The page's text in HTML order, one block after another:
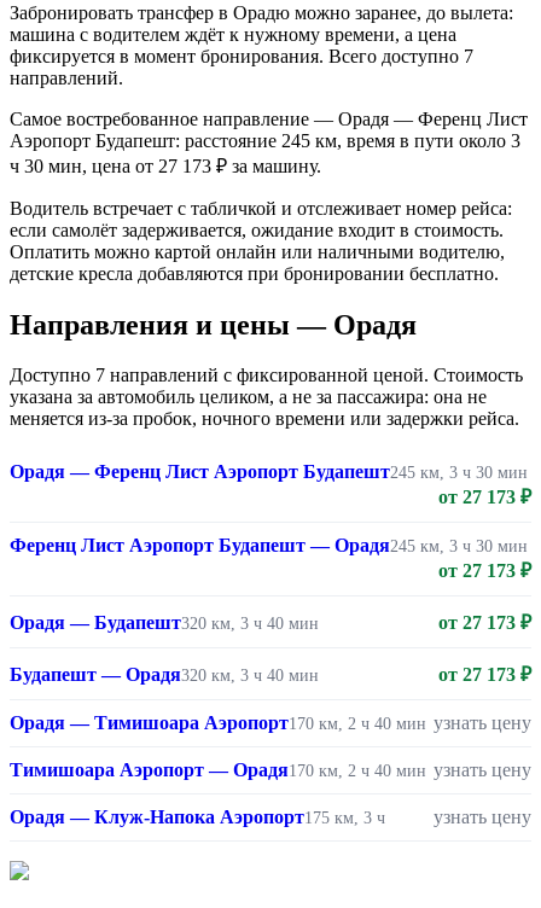
Забронировать трансфер в Орадю можно заранее, до вылета:
машина с водителем ждёт к нужному времени, а цена
фиксируется в момент бронирования. Всего доступно 7
направлений.
Самое востребованное направление — Орадя — Ференц Лист
Аэропорт Будапешт: расстояние 245 км, время в пути около 3
ч 30 мин, цена от 27 173 ₽ за машину.
Водитель встречает с табличкой и отслеживает номер рейса:
если самолёт задерживается, ожидание входит в стоимость.
Оплатить можно картой онлайн или наличными водителю,
детские кресла добавляются при бронировании бесплатно.
Направления и цены — Орадя
Доступно 7 направлений с фиксированной ценой. Стоимость
указана за автомобиль целиком, а не за пассажира: она не
меняется из-за пробок, ночного времени или задержки рейса.
Орадя — Ференц Лист Аэропорт Будапешт245 км, 3 ч 30 мин
от 27 173 ₽
Ференц Лист Аэропорт Будапешт — Орадя245 км, 3 ч 30 мин
от 27 173 ₽
Орадя — Будапешт320 км, 3 ч 40 мин от 27 173 ₽
Будапешт — Орадя320 км, 3 ч 40 мин от 27 173 ₽
Орадя — Тимишоара Аэропорт170 км, 2 ч 40 мин узнать цену
Тимишоара Аэропорт — Орадя170 км, 2 ч 40 мин узнать цену
Орадя — Клуж-Напока Аэропорт175 км, 3 ч узнать цену